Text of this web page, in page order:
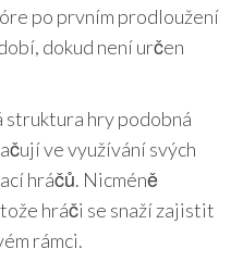
po prvním prodloužení
dokud není určen
struktura hry podobná
ve využívání svých
hráčů. Nicméně
hráči se snaží zajistit
rámci.